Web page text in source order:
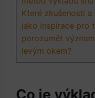
Které zkušenosti
jako inspirace pro
porozumět
levým okem?
Co je